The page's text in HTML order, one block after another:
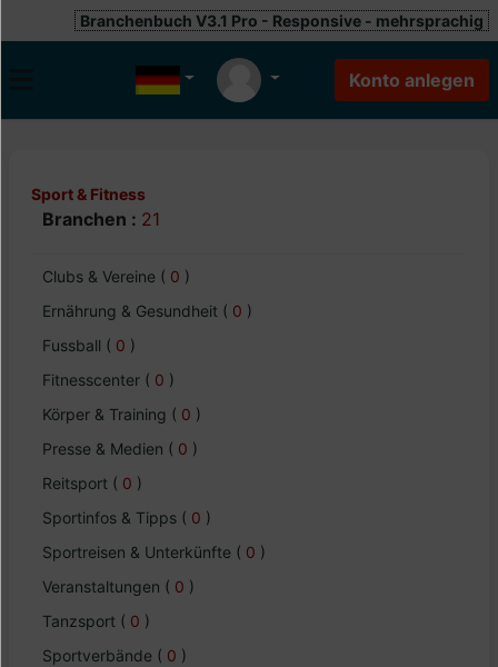
Branchenbuch V3.1 Pro - Responsive - mehrsprachig
Sport & Fitness
Branchen : 21
Clubs & Vereine ( 0 )
Ernährung & Gesundheit ( 0 )
Fussball ( 0 )
Fitnesscenter ( 0 )
Körper & Training ( 0 )
Presse & Medien ( 0 )
Reitsport ( 0 )
Sportinfos & Tipps ( 0 )
Sportreisen & Unterkünfte ( 0 )
Veranstaltungen ( 0 )
Tanzsport ( 0 )
Sportverbände ( 0 )